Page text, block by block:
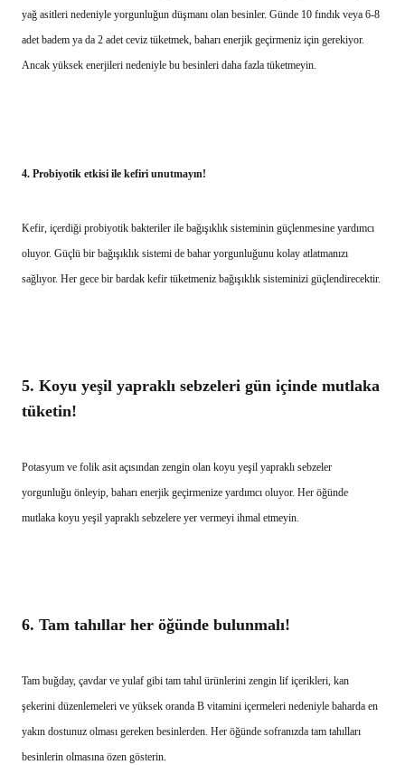
yağ asitleri nedeniyle yorgunluğun düşmanı olan besinler. Günde 10 fındık veya 6-8
adet badem ya da 2 adet ceviz tüketmek, baharı enerjik geçirmeniz için gerekiyor.
Ancak yüksek enerjileri nedeniyle bu besinleri daha fazla tüketmeyin.
4. Probiyotik etkisi ile kefiri unutmayın!
Kefir, içerdiği probiyotik bakteriler ile bağışıklık sisteminin güçlenmesine yardımcı
oluyor. Güçlü bir bağışıklık sistemi de bahar yorgunluğunu kolay atlatmanızı
sağlıyor. Her gece bir bardak kefir tüketmeniz bağışıklık sisteminizi güçlendirecektir.
5. Koyu yeşil yapraklı sebzeleri gün içinde mutlaka
tüketin!
Potasyum ve folik asit açısından zengin olan koyu yeşil yapraklı sebzeler
yorgunluğu önleyip, baharı enerjik geçirmenize yardımcı oluyor. Her öğünde
mutlaka koyu yeşil yapraklı sebzelere yer vermeyi ihmal etmeyin.
6. Tam tahıllar her öğünde bulunmalı!
Tam buğday, çavdar ve yulaf gibi tam tahıl ürünlerini zengin lif içerikleri, kan
şekerini düzenlemeleri ve yüksek oranda B vitamini içermeleri nedeniyle baharda en
yakın dostunuz olması gereken besinlerden. Her öğünde sofranızda tam tahılları
besinlerin olmasına özen gösterin.